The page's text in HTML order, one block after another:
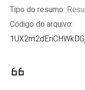
Tipo do resumo:
Código do arquivo: